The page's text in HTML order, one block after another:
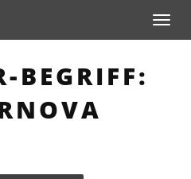
Toggle
BEGRIFF: